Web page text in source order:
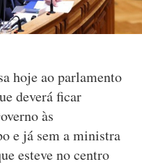
hoje ao parlamento
deverá ficar
às
e já sem a ministra
esteve no centro